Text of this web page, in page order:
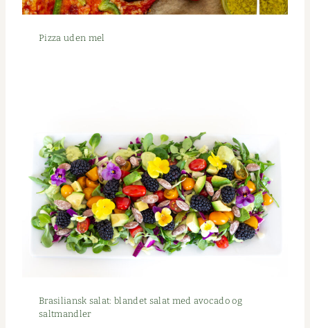
Piz­za uden mel
Brasil­ian­sk salat: bland­et salat med avo­ca­do og
saltmandler